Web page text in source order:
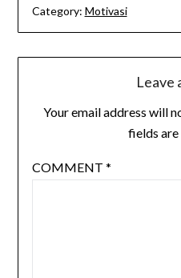
Category: Motivasi
Leave
Your email address will
fields
COMMENT *